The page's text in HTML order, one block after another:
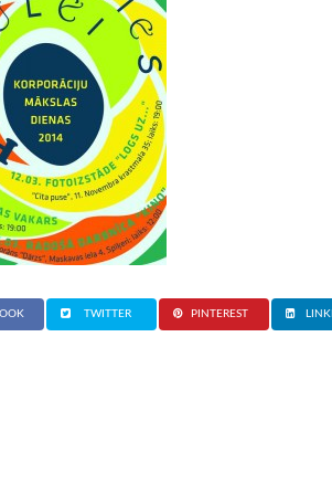
TWITTER PINTEREST